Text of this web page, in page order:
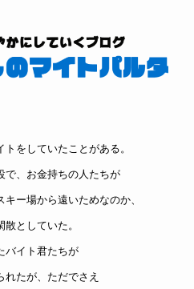
トをしていたこ とがある。
、 お金持ちの人たちが
キー場から遠いためなのか、
としていた。
バイト君たちが
たが、 ただでさえ